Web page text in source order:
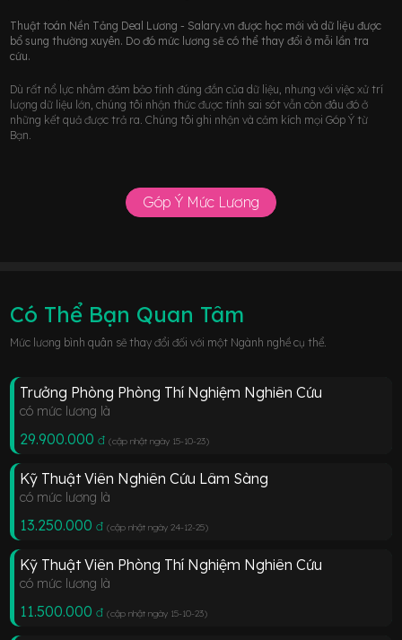
Thuật toán Nền Tảng Deal Lương - Salary.vn được học mới và dữ liệu được
bổ sung thường xuyên. Do đó mức lương sẽ có thể thay đổi ở mỗi lần tra
cứu.
Dù rất nổ lực nhằm đảm bảo tính đúng đắn của dữ liệu, nhưng với việc xử trí
lượng dữ liệu lớn, chúng tôi nhận thức được tính sai sót vẫn còn đâu đó ở
những kết quả được trả ra. Chúng tôi ghi nhận và cảm kích mọi Góp Ý từ
Bạn.
Góp Ý Mức Lương
Có Thể Bạn Quan Tâm
Mức lương bình quân sẽ thay đổi đối với một Ngành nghề cụ thể.
Trưởng Phòng Phòng Thí Nghiệm Nghiên Cứu
có mức lương là
29.900.000 đ (cập nhật ngày 15-10-23)
Kỹ Thuật Viên Nghiên Cứu Lâm Sàng
có mức lương là
13.250.000 đ (cập nhật ngày 24-12-25)
Kỹ Thuật Viên Phòng Thí Nghiệm Nghiên Cứu
có mức lương là
11.500.000 đ (cập nhật ngày 15-10-23)